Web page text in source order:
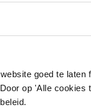
goed te laten
op 'Alle cookies